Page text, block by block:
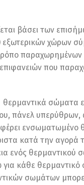
βάσει των
χώρων
παραχωρημένων
που
σώματα
πάνελ
ενσωματωμένο
κατά την αγορά
ενός
για κάθε
σωμάτων